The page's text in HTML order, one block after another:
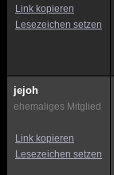
Link kopieren
Lesezeichen setzen
jejoh
ehemaliges Mitglied
Link kopieren
Lesezeichen setzen